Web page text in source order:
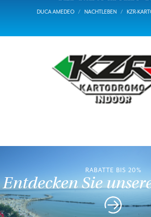
DUCA AMEDEO NACHTLEBEN KZR-
RABATTE BIS 20%
Entdecken Sie